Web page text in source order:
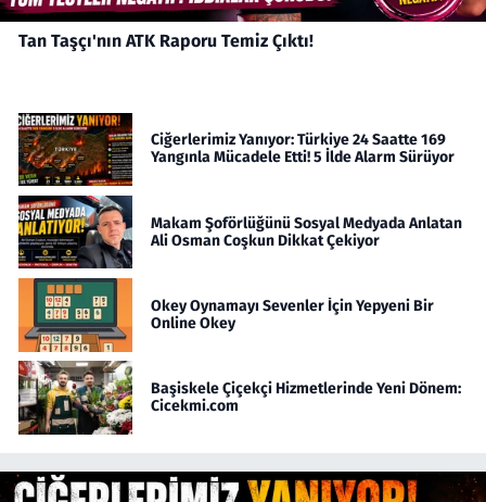
Tan Taşçı'nın ATK Raporu Temiz Çıktı!
Ciğerlerimiz Yanıyor: Türkiye 24 Saatte 169
Yangınla Mücadele Etti! 5 İlde Alarm Sürüyor
Makam Şoförlüğünü Sosyal Medyada Anlatan
Ali Osman Coşkun Dikkat Çekiyor
Okey Oynamayı Sevenler İçin Yepyeni Bir
Online Okey
Başiskele Çiçekçi Hizmetlerinde Yeni Dönem:
Cicekmi.com